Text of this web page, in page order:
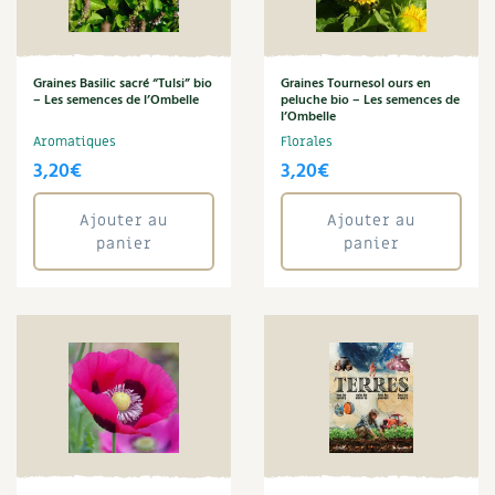
Carnets de saison
Compléments
Dossier
Actualités
Vidéos et podcasts
Secrets d’abonné
Tous au jardin ! avec Pascal
La vie secrète du jardin
Graines Basilic sacré “Tulsi” bio
– Les semences de l’Ombelle
Aromatiques
3,20€
Ajouter au
panier
Graines Tournesol ours en
peluche bio – Les semences de
l’Ombelle
Florales
3,20€
Ajouter au
panier